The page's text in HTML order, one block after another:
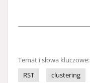
Temat i słowa kluczowe:
RST
clustering